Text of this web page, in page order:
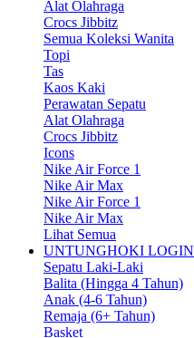
Alat Olahraga
Crocs Jibbitz
Semua Koleksi Wanita
Topi
Tas
Kaos Kaki
Perawatan Sepatu
Alat Olahraga
Crocs Jibbitz
Icons
Nike Air Force 1
Nike Air Max
Nike Air Force 1
Nike Air Max
Lihat Semua
UNTUNGHOKI LOGIN
Sepatu Laki-Laki
Balita (Hingga 4 Tahun)
Anak (4-6 Tahun)
Remaja (6+ Tahun)
Basket